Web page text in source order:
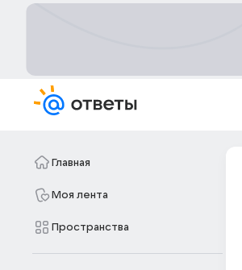
Главная
Моя лента
Пространства